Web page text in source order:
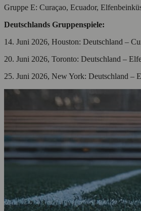
Gruppe E: Curaçao, Ecuador,
Deutschlands Gruppenspiele:
14. Juni 2026, Houston: Deutschland –
20. Juni 2026, Toronto: Deutschland –
25. Juni 2026, New York: Deutschland –